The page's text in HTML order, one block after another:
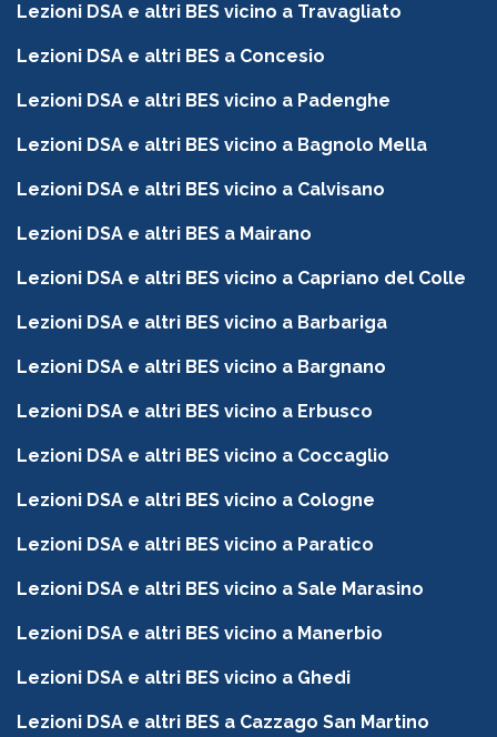
Lezioni DSA e altri BES vicino a Travagliato
Lezioni DSA e altri BES a Concesio
Lezioni DSA e altri BES vicino a Padenghe
Lezioni DSA e altri BES vicino a Bagnolo Mella
Lezioni DSA e altri BES vicino a Calvisano
Lezioni DSA e altri BES a Mairano
Lezioni DSA e altri BES vicino a Capriano del Colle
Lezioni DSA e altri BES vicino a Barbariga
Lezioni DSA e altri BES vicino a Bargnano
Lezioni DSA e altri BES vicino a Erbusco
Lezioni DSA e altri BES vicino a Coccaglio
Lezioni DSA e altri BES vicino a Cologne
Lezioni DSA e altri BES vicino a Paratico
Lezioni DSA e altri BES vicino a Sale Marasino
Lezioni DSA e altri BES vicino a Manerbio
Lezioni DSA e altri BES vicino a Ghedi
Lezioni DSA e altri BES a Cazzago San Martino